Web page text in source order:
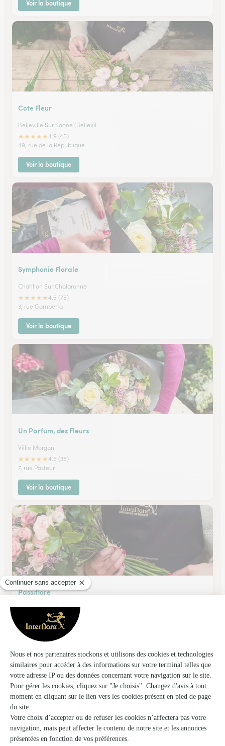
Voir la boutique
Cote Fleur
Belleville Sur Saone (Bellevil
★★★★★4.9 (45)
49, rue de la République
Voir la boutique
Symphonie Florale
Chatillon Sur Chalaronne
★★★★★4.5 (75)
3, rue Gambetta
Voir la boutique
Un Parfum, des Fleurs
Villie Morgon
★★★★★4.5 (35)
7, rue Pasteur
Voir la boutique
Passiflore
Feillens
★4.7 (28)
15, rue de l'Eglise